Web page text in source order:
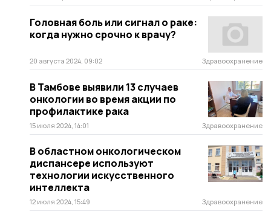
Головная боль или сигнал о раке:
когда нужно срочно к врачу?
20 августа 2024, 09:02 Здравоохранение
В Тамбове выявили 13 случаев
онкологии во время акции по
профилактике рака
15 июля 2024, 14:01 Здравоохранение
В областном онкологическом
диспансере используют
технологии искусственного
интеллекта
12 июля 2024, 15:49 Здравоохранение